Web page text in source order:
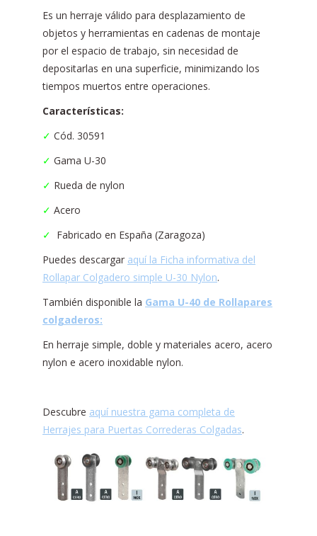
Es un herraje válido para desplazamiento de
objetos y herramientas en cadenas de montaje
por el espacio de trabajo, sin necesidad de
depositarlas en una superficie, minimizando los
tiempos muertos entre operaciones.
Características:
✓ Cód. 30591
✓ Gama U-30
✓ Rueda de nylon
✓ Acero
✓ Fabricado en España (Zaragoza)
Puedes descargar aquí la Ficha informativa del
Rollapar Colgadero simple U-30 Nylon.
También disponible la Gama U-40 de Rollapares
colgaderos:
En herraje simple, doble y materiales acero, acero
nylon e acero inoxidable nylon.
Descubre aquí nuestra gama completa de
Herrajes para Puertas Correderas Colgadas.